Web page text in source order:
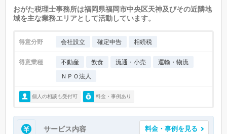
おがた税理士事務所は福岡県福岡市中央区天神及びその近隣地
域を主な業務エリアとして活動しています。
得意分野 会社設立 確定申告 相続税
得意業種 不動産 飲食 流通・小売
運輸・物流
ＮＰＯ法人
個人の相談も受付可 料金・事例あり
サービス内容 料金・事例を見る